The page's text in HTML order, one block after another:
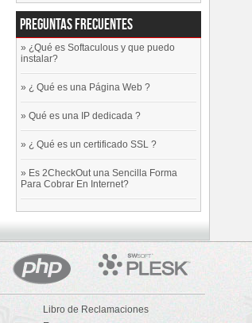
Preguntas Frecuentes
» ¿Qué es Softaculous y que puedo
instalar?
» ¿ Qué es una Página Web ?
» Qué es una IP dedicada ?
» ¿ Qué es un certificado SSL ?
» Es 2CheckOut una Sencilla Forma
Para Cobrar En Internet?
Libro de Reclamaciones